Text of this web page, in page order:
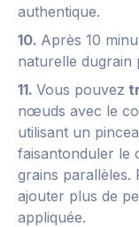
authentique.
10. Après 10
naturelle dugrain
11. Vous pouvez
nœuds avec le
utilisant un
faisantonduler le
grains parallèles.
ajouter plus de
appliquée.